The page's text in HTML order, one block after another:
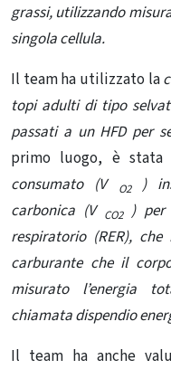
grassi, utilizzando
singola cellula.
Il team ha utilizzato la
topi adulti di tipo
passati a un HFD per
primo luogo, è stata
consumato (V
O2)
carbonica (V CO2) per
respiratorio (RER),
carburante che il
misurato l’energia
chiamata dispendio
Il team ha anche